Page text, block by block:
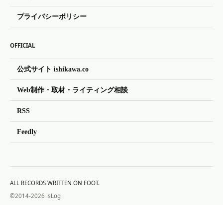
プライバシーポリシー
OFFICIAL
公式サイト ishikawa.co
Web制作・取材・ライティング相談
RSS
Feedly
ALL RECORDS WRITTEN ON FOOT.
©2014-2026 isLog